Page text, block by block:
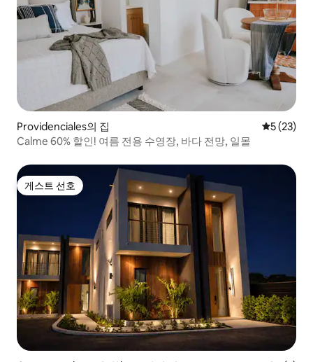
Providenciales의 집 평점 5점
5 (23)
Calme 60% 할인! 여름 전용 수영장, 바다 전망, 일몰
게스트 선호
게스트 선호